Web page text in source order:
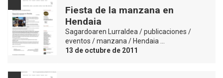
Fiesta de la manzana en
Hendaia
Sagardoaren Lurraldea / publicaciones /
eventos / manzana / Hendaia …
13 de octubre de 2011